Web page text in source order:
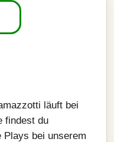
läuft bei
findest du
Plays bei unserem